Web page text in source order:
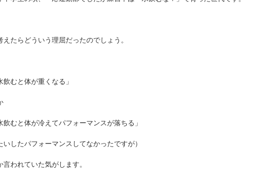
えたらどういう理屈だったのでしょう。
飲むと体が重くなる」
飲むと体が冷えてパフォーマンスが落ちる」
いしたパフォーマンスしてなかったですが）
言われていた気がします。